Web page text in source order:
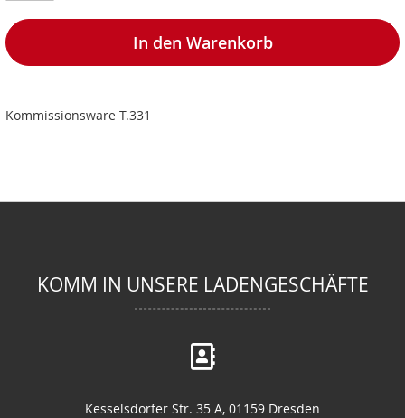
In den Warenkorb
Kommissionsware T.331
KOMM IN UNSERE LADENGESCHÄFTE
Kesselsdorfer Str. 35 A, 01159 Dresden